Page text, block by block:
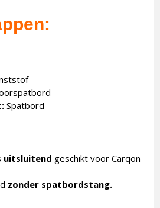
Spatbord
uitsluitend geschikt voor Carqon
zonder spatbordstang.